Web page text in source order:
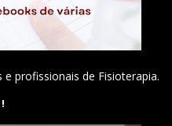
profissionais de Fisioterapia.